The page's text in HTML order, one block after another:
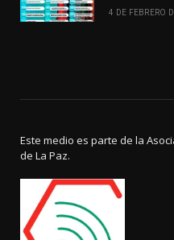
4 DE FEBRERO
Este medio es parte de la
de La Paz.